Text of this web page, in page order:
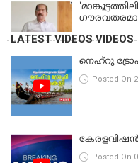
LATEST VIDEOS VIDEOS
നെഹ്‌റു
Posted On
Posted On